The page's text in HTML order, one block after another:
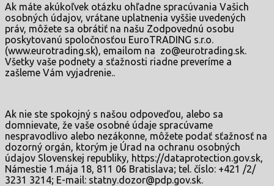
Ak máte akúkoľvek otázku ohľadne spracúvania Vašich
osobných údajov, vrátane uplatnenia vyššie uvedených
práv, môžete sa obrátiť na našu Zodpovednú osobu
poskytovanú spoločnosťou EuroTRADING s.r.o.
(www.eurotrading.sk), emailom na zo@eurotrading.sk.
Všetky vaše podnety a sťažnosti riadne preveríme a
zašleme Vám vyjadrenie..
Ak nie ste spokojný s našou odpoveďou, alebo sa
domnievate, že vaše osobné údaje spracúvame
nespravodlivo alebo nezákonne, môžete podať sťažnosť na
dozorný orgán, ktorým je Úrad na ochranu osobných
údajov Slovenskej republiky, https://dataprotection.gov.sk,
Námestie 1.mája 18, 811 06 Bratislava; tel. číslo: +421 /2/
3231 3214; E-mail: statny.dozor@pdp.gov.sk.